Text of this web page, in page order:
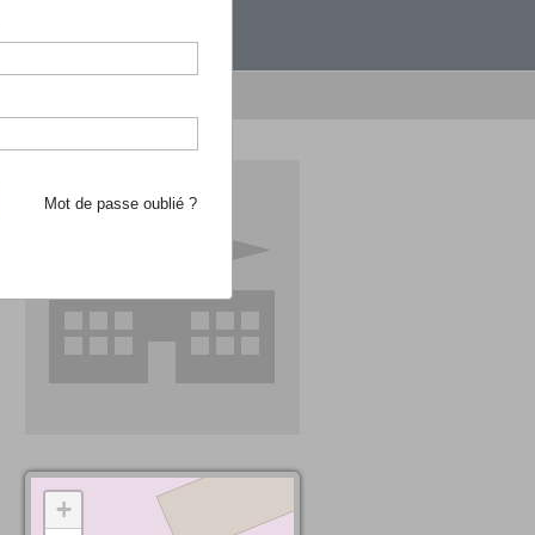
recherche d'école
+
Mot de passe oublié ?